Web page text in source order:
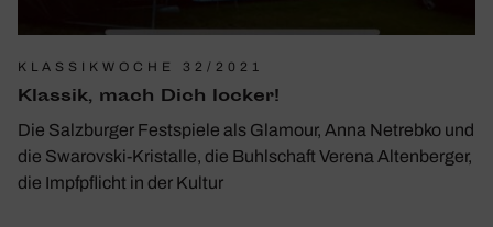
KLASSIKWOCHE 32/2021
Klassik, mach Dich locker!
Die Salzburger Festspiele als Glamour, Anna Netrebko und
die Swarovski-Kristalle, die Buhlschaft Verena Altenberger,
die Impfpflicht in der Kultur